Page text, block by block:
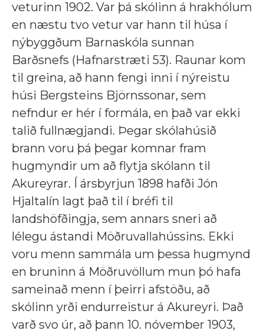
veturinn 1902. Var þá skólinn á hrakhólum
en næstu tvo vetur var hann til húsa í
nýbyggðum Barnaskóla sunnan
Barðsnefs (Hafnarstræti 53). Raunar kom
til greina, að hann fengi inni í nýreistu
húsi Bergsteins Björnssonar, sem
nefndur er hér í formála, en það var ekki
talið fullnægjandi. Þegar skólahúsið
brann voru þá þegar komnar fram
hugmyndir um að flytja skólann til
Akureyrar. Í ársbyrjun 1898 hafði Jón
Hjaltalín lagt það til í bréfi til
landshöfðingja, sem annars sneri að
lélegu ástandi Möðruvallahússins. Ekki
voru menn sammála um þessa hugmynd
en bruninn á Möðruvöllum mun þó hafa
sameinað menn í þeirri afstöðu, að
skólinn yrði endurreistur á Akureyri. Það
varð svo úr, að þann 10. nóvember 1903,